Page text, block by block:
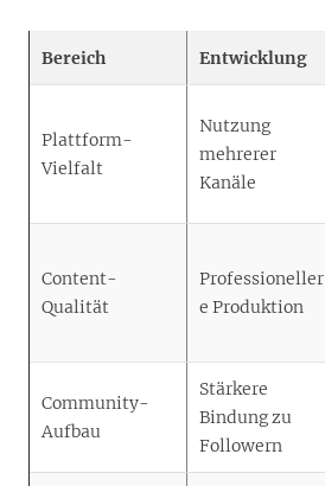
Bereich Entwicklung
Plattform-
Vielfalt
Nutzung
mehrerer
Kanäle
Content-
Qualität
Professioneller
e Produktion
Community-
Aufbau
Stärkere
Bindung zu
Followern